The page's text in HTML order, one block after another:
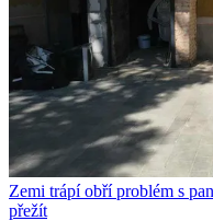
Zemi trápí obří problém s
přežít